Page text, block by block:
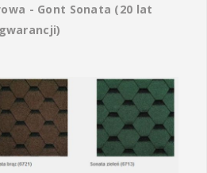
- Gont Sonata (20 lat
gwarancji)